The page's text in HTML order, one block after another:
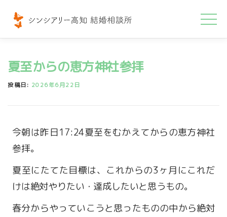
テ
へ
夏至からの恵方神社参拝
投稿日: 2026年6月22日
今朝は昨日17:24夏至をむかえてからの恵方神社
参拝。
夏至にたてた目標は、これからの3ヶ月にこれだ
けは絶対やりたい・達成したいと思うもの。
春分からやっていこうと思ったものの中から絶対